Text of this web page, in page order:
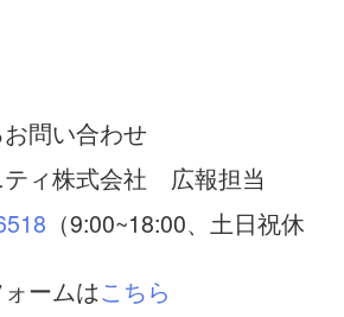
問い合わせ
ティ株式会社 広報担当
（9:00~18:00、土日祝休
ームはこちら